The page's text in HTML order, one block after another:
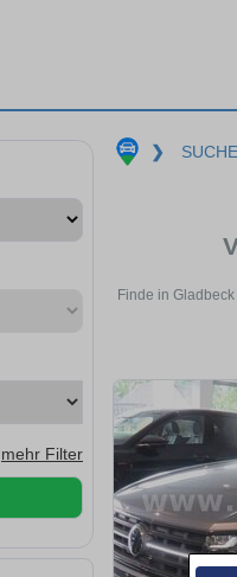
mehr Filter
❯
Finde in